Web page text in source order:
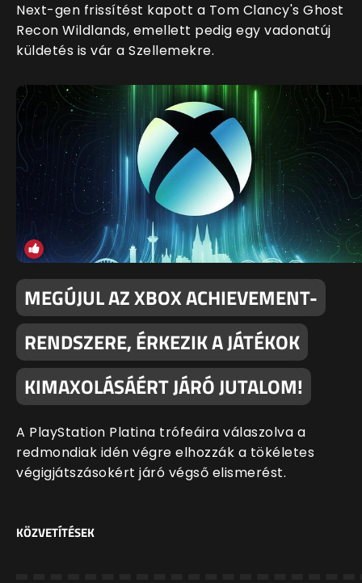
Next-gen frissítést kapott a Tom Clancy's Ghost
Recon Wildlands, emellett pedig egy vadonatúj
küldetés is vár a Szellemekre.
MEGÚJUL AZ XBOX ACHIEVEMENT-
RENDSZERE, ÉRKEZIK A JÁTÉKOK
KIMAXOLÁSÁÉRT JÁRÓ JUTALOM!
A PlayStation Platina trófeáira válaszolva a
redmondiak idén végre elhozzák a tökéletes
végigjátszásokért járó végső elismerést.
KÖZVETÍTÉSEK